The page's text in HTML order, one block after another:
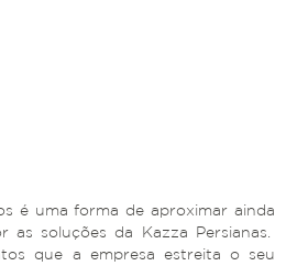
é uma forma de aproximar ainda
as soluções da Kazza Persianas.
que a empresa estreita o seu